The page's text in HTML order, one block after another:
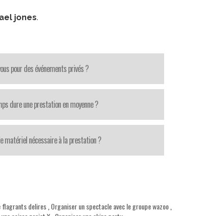
jones.
pour des événements privés ?
dure une prestation en moyenne ?
matériel nécessaire à la prestation ?
flagrants delires, Organiser un spectacle avec le groupe wazoo,